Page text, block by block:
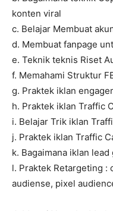
konten viral
c. Belajar Membuat
d. Membuat fanpage
e. Teknik teknis Riset
f. Memahami Struktur
g. Praktek iklan
h. Praktek iklan Traffic
i. Belajar Trik iklan
j. Praktek iklan Traffic
k. Bagaimana iklan
l. Praktek Retargeting :
audiense, pixel